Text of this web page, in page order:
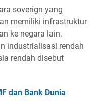
soverign yang
memiliki infrastruktur
ke negara lain.
industrialisasi rendah
rendah disebut
dan Bank Dunia